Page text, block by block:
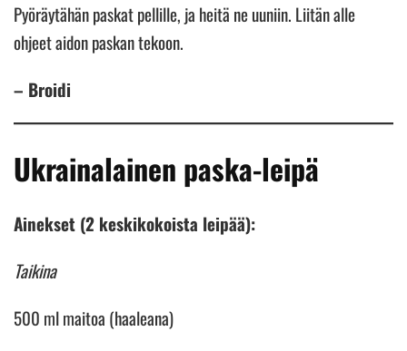
Pyöräytähän paskat pellille, ja heitä ne uuniin. Liitän alle
ohjeet aidon paskan tekoon.
– Broidi
Ukrainalainen paska-leipä
Ainekset (2 keskikokoista leipää):
Taikina
500 ml maitoa (haaleana)